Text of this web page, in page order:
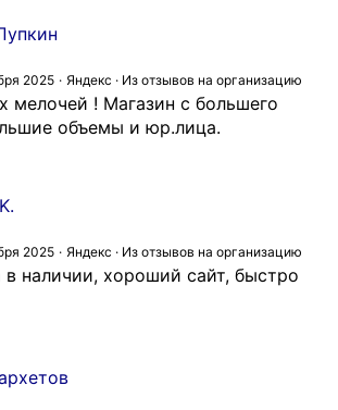
2025
Яндекс · Из отзывов на организацию
мелочей ! Магазин с большего
объемы и юр.лица.
2025
Яндекс · Из отзывов на организацию
наличии, хороший сайт, быстро